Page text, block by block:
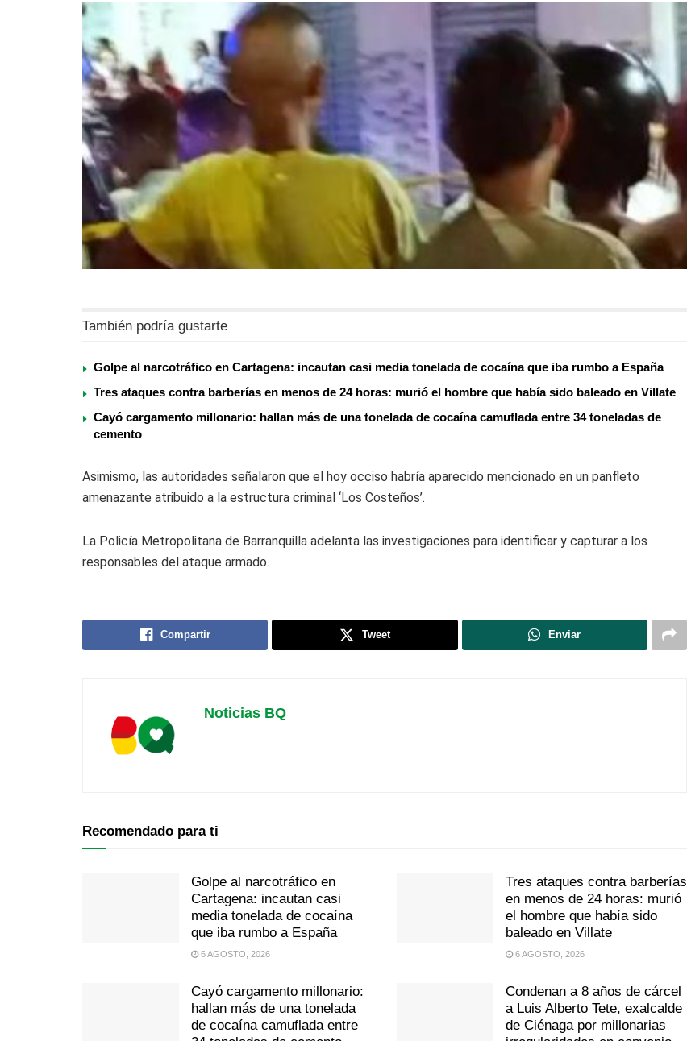
También podría gustarte
Golpe al narcotráfico en Cartagena: incautan casi media tonelada de cocaína que iba rumbo a España
Tres ataques contra barberías en menos de 24 horas: murió el hombre que había sido baleado en Villate
Cayó cargamento millonario: hallan más de una tonelada de cocaína camuflada entre 34 toneladas de
cemento
Asimismo, las autoridades señalaron que el hoy occiso habría aparecido mencionado en un panfleto
amenazante atribuido a la estructura criminal ‘Los Costeños’.
La Policía Metropolitana de Barranquilla adelanta las investigaciones para identificar y capturar a los
responsables del ataque armado.
Compartir Tweet Enviar
Noticias BQ
Recomendado para ti
Golpe al narcotráfico en
Cartagena: incautan casi
media tonelada de cocaína
que iba rumbo a España
6 AGOSTO, 2026
Tres ataques contra barberías
en menos de 24 horas: murió
el hombre que había sido
baleado en Villate
6 AGOSTO, 2026
Cayó cargamento millonario:
hallan más de una tonelada
de cocaína camuflada entre
Condenan a 8 años de cárcel
a Luis Alberto Tete, exalcalde
de Ciénaga por millonarias